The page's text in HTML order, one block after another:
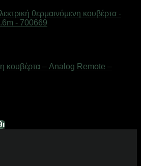
κουβέρτα – Analog Remote –